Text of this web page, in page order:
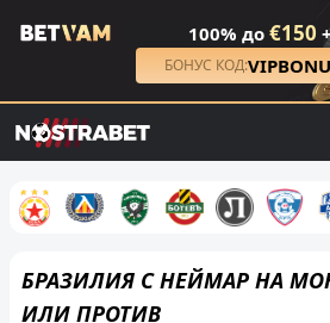
100% до €150
БОНУС КОД:
БРАЗИЛИЯ С НЕЙМАР НА
ИЛИ ПРОТИВ